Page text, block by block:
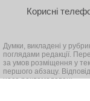
Корисні
Думки, викладені у
поглядами редакції.
за умов розміщення у
першого абзацу.
несе рекламодавець